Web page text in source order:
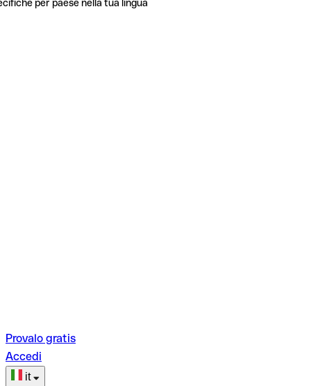
per paese nella tua lingua
Provalo gratis
Accedi
it